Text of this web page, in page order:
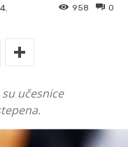
0
958
učesnice